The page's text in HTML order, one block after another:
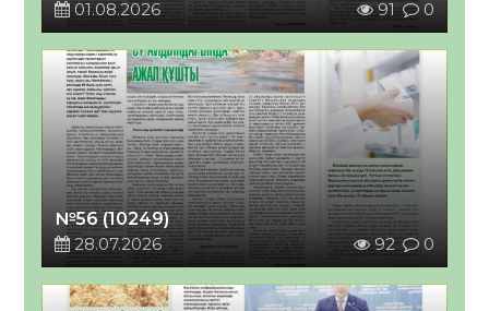
01.08.2026
91 0
№56 (10249)
28.07.2026
92 0